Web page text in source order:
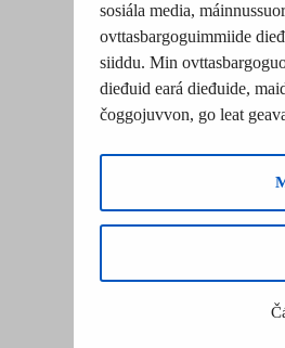
sosiála media,
ovttasbargoguimmiide
siiddu. Min
dieđuid eará dieđuide,
čoggojuvvon, go leat